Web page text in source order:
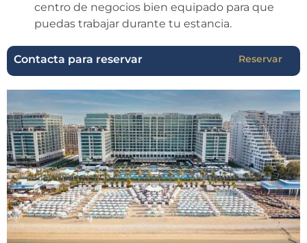
centro de negocios bien equipado para que
puedas trabajar durante tu estancia.
Contacta para reservar Reservar